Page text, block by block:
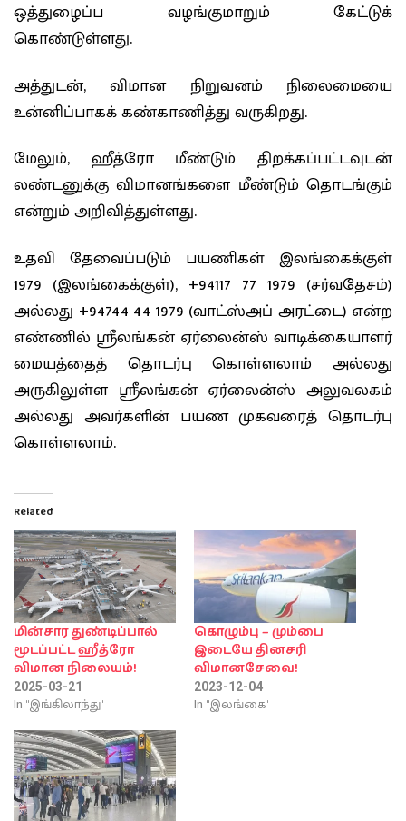
ஒத்துழைப்ப வழங்குமாறும் கேட்டுக்
கொண்டுள்ளது.
அத்துடன், விமான நிறுவனம் நிலைமையை
உன்னிப்பாகக் கண்காணித்து வருகிறது.
மேலும், ஹீத்ரோ மீண்டும் திறக்கப்பட்டவுடன்
லண்டனுக்கு விமானங்களை மீண்டும் தொடங்கும்
என்றும் அறிவித்துள்ளது.
உதவி தேவைப்படும் பயணிகள் இலங்கைக்குள்
1979 (இலங்கைக்குள்), +94117 77 1979 (சர்வதேசம்)
அல்லது +94744 44 1979 (வாட்ஸ்அப் அரட்டை) என்ற
எண்ணில் ஸ்ரீலங்கன் ஏர்லைன்ஸ் வாடிக்கையாளர்
மையத்தைத் தொடர்பு கொள்ளலாம் அல்லது
அருகிலுள்ள ஸ்ரீலங்கன் ஏர்லைன்ஸ் அலுவலகம்
அல்லது அவர்களின் பயண முகவரைத் தொடர்பு
கொள்ளலாம்.
Related
மின்சார துண்டிப்பால்
மூடப்பட்ட ஹீத்ரோ
விமான நிலையம்!
2025-03-21
In "இங்கிலாந்து"
கொழும்பு – மும்பை
இடையே தினசரி
விமானசேவை!
2023-12-04
In "இலங்கை"